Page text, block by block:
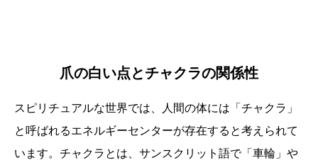
爪の白い点とチャクラの関係性
スピリチュアルな世界では、人間の体には「チャクラ」
と呼ばれるエネルギーセンターが存在すると考えられて
います。チャクラとは、サンスクリット語で「車輪」や